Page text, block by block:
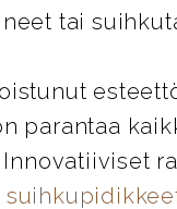
tai
parantaa